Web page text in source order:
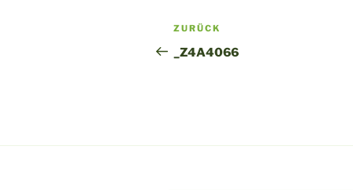
Beitragsnavigation
Vorheriger
Beitrag
ZURÜCK
_Z4A4066